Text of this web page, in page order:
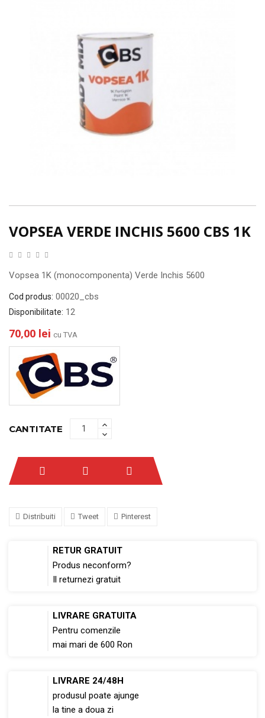
VOPSEA VERDE INCHIS 5600 CBS 1K
Vopsea 1K (monocomponenta) Verde Inchis 5600
Cod produs: 00020_cbs
Disponibilitate: 12
70,00 lei cu TVA
CANTITATE
Distribuiti Tweet Pinterest
RETUR GRATUIT
Produs neconform?
Il returnezi gratuit
LIVRARE GRATUITA
Pentru comenzile
mai mari de 600 Ron
LIVRARE 24/48H
produsul poate ajunge
la tine a doua zi